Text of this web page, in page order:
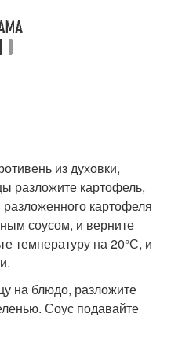
из духовки,
разложите картофель,
картофеля
соусом, и верните
температуру на 20°С, и
на блюдо, разложите
Соус подавайте